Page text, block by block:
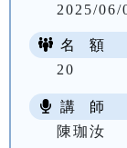
2025/06/
名 額
20
講 師
陳珈汝